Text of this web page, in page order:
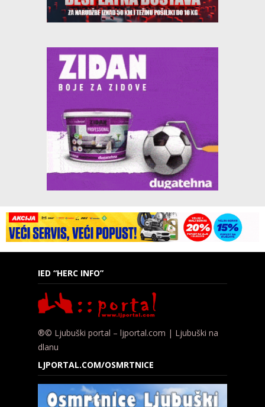
IED “HERC INFO”
®© Ljubuški portal – ljportal.com | Ljubuški na
dlanu
LJPORTAL.COM/OSMRTNICE